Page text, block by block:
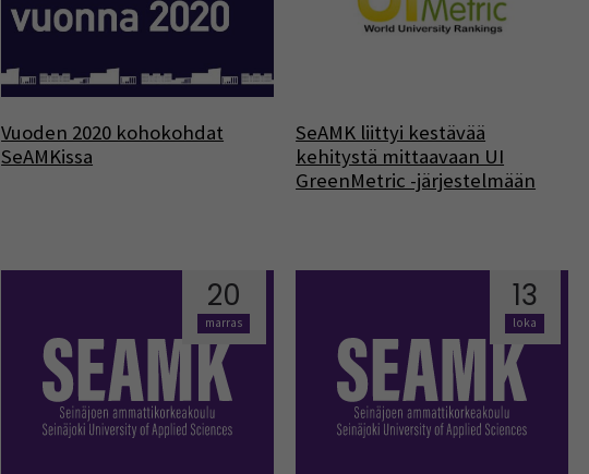
Vuoden 2020 kohokohdat
SeAMKissa
SeAMK liittyi kestävää
kehitystä mittaavaan UI
GreenMetric -järjestelmään
20
marras
13
loka